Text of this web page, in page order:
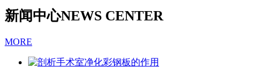
新闻中心NEWS CENTER
MORE